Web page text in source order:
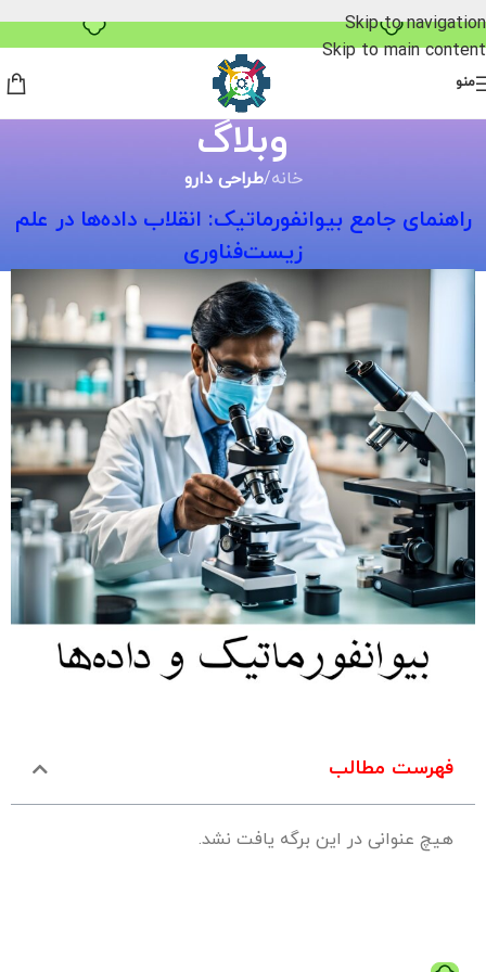
۴ قسط، بدون کارمزد
Skip to navigation
Skip to main content
منو
وبلاگ
خانه/طراحی دارو
راهنمای جامع بیوانفورماتیک: انقلاب داده‌ها در علم
زیست‌فناوری
فهرست مطالب
هیچ عنوانی در این برگه یافت نشد.